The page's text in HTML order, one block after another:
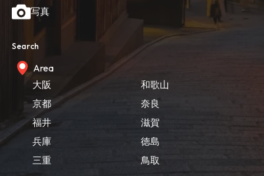
写真
Search
Area
大阪
京都
福井
兵庫
三重
和歌山
奈良
滋賀
徳島
鳥取